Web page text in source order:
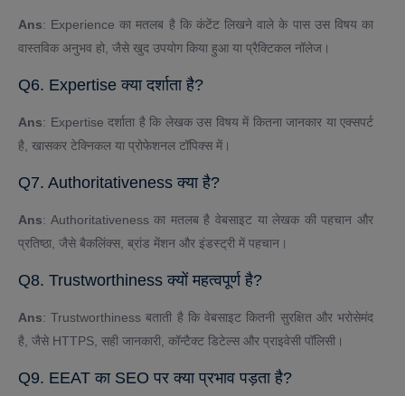
Ans: Experience का मतलब है कि कंटेंट लिखने वाले के पास उस विषय का
वास्तविक अनुभव हो, जैसे खुद उपयोग किया हुआ या प्रैक्टिकल नॉलेज।
Q6. Expertise क्या दर्शाता है?
Ans: Expertise दर्शाता है कि लेखक उस विषय में कितना जानकार या एक्सपर्ट
है, खासकर टेक्निकल या प्रोफेशनल टॉपिक्स में।
Q7. Authoritativeness क्या है?
Ans: Authoritativeness का मतलब है वेबसाइट या लेखक की पहचान और
प्रतिष्ठा, जैसे बैकलिंक्स, ब्रांड मेंशन और इंडस्ट्री में पहचान।
Q8. Trustworthiness क्यों महत्वपूर्ण है?
Ans: Trustworthiness बताती है कि वेबसाइट कितनी सुरक्षित और भरोसेमंद
है, जैसे HTTPS, सही जानकारी, कॉन्टैक्ट डिटेल्स और प्राइवेसी पॉलिसी।
Q9. EEAT का SEO पर क्या प्रभाव पड़ता है?